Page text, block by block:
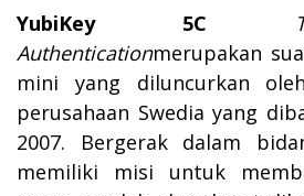
YubiKey 5C
Authenticationmerupakan
mini yang diluncurkan
perusahaan Swedia yang
2007. Bergerak dalam
memiliki misi untuk